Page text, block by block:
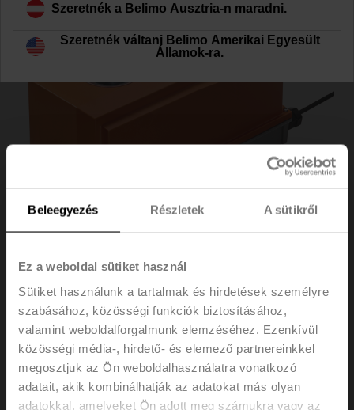
Beleegyezés Részletek A sütikről
Ez a weboldal sütiket használ
Sütiket használunk a tartalmak és hirdetések személyre
szabásához, közösségi funkciók biztosításához,
valamint weboldalforgalmunk elemzéséhez. Ezenkívül
közösségi média-, hirdető- és elemező partnereinkkel
megosztjuk az Ön weboldalhasználatra vonatkozó
adatait, akik kombinálhatják az adatokat más olyan
adatokkal, amelyeket Ön adott meg számukra vagy az
GRC24G-5
Forgó hajtómű, 40 Nm, AC/DC 24 V, nyit/zár, 35 s,
IP66/67, F05
Szeretnék a Belimo Ausztria-n maradni.
Szeretnék váltani Belimo Amerikai Egyesült
Államok-ra.